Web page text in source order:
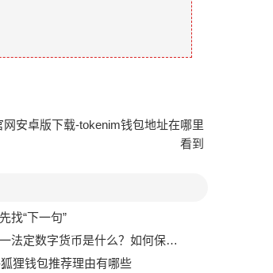
网安卓版下载-tokenim钱包地址在哪里
看到
找“下一句”
货币是什么？如何保障用户安全与支付效率？
狸钱包推荐理由有哪些